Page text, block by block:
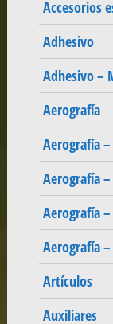
Accesorios
Adhesivo
Adhesivo –
Aerografía
Aerografía
Aerografía
Aerografía
Aerografía
Artículos
Auxiliares